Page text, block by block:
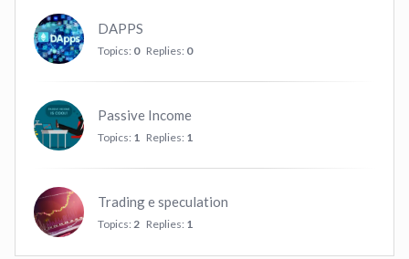
DAPPS
Topics: 0 Replies: 0
Passive Income
Topics: 1 Replies: 1
Trading e speculation
Topics: 2 Replies: 1